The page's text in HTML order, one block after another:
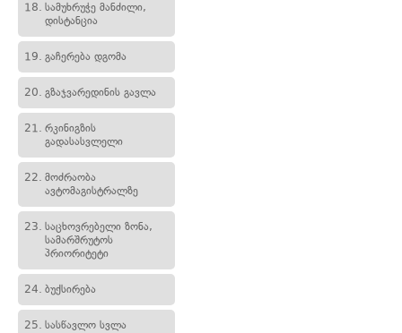
18. სამუხრუჭე მანძილი,
დისტანცია
19. გაჩერება დგომა
20. გზაჯვარედინის გავლა
21. რკინიგზის
გადასასვლელი
22. მოძრაობა
ავტომაგისტრალზე
23. საცხოვრებელი ზონა,
სამარშრუტოს
პრიორიტეტი
24. ბუქსირება
25. სასწავლო სვლა